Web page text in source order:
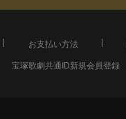
お支払い方法
宝塚歌劇共通ID新規会員登録